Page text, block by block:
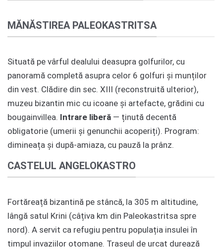
MĂNĂSTIREA PALEOKASTRITSA
Situată pe vârful dealului deasupra golfurilor, cu
panoramă completă asupra celor 6 golfuri și munților
din vest. Clădire din sec. XIII (reconstruită ulterior),
muzeu bizantin mic cu icoane și artefacte, grădini cu
bougainvillea. Intrare liberă — ținută decentă
obligatorie (umerii și genunchii acoperiți). Program:
dimineața și după-amiaza, cu pauză la prânz.
CASTELUL ANGELOKASTRO
Fortăreață bizantină pe stâncă, la 305 m altitudine,
lângă satul Krini (câțiva km din Paleokastritsa spre
nord). A servit ca refugiu pentru populația insulei în
timpul invaziilor otomane. Traseul de urcat durează